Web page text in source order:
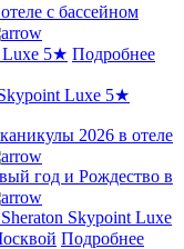
с бассейном
Luxe 5★ Подробнее
Luxe 5★
2026 в отеле
год и Рождество в
Skypoint Luxe
Подробнее